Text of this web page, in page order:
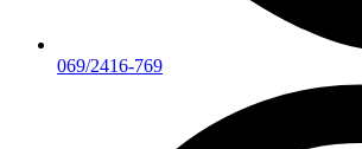
069/2416-769